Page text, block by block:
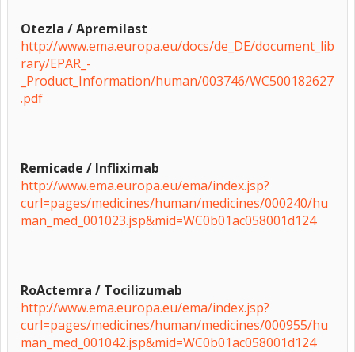
Otezla / Apremilast
http://www.ema.europa.eu/docs/de_DE/document_lib
rary/EPAR_-
_Product_Information/human/003746/WC500182627
.pdf
Remicade / Infliximab
http://www.ema.europa.eu/ema/index.jsp?
curl=pages/medicines/human/medicines/000240/hu
man_med_001023.jsp&mid=WC0b01ac058001d124
RoActemra / Tocilizumab
http://www.ema.europa.eu/ema/index.jsp?
curl=pages/medicines/human/medicines/000955/hu
man_med_001042.jsp&mid=WC0b01ac058001d124